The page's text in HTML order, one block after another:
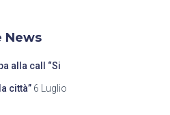
News
alla call “Si
città” 6 Luglio